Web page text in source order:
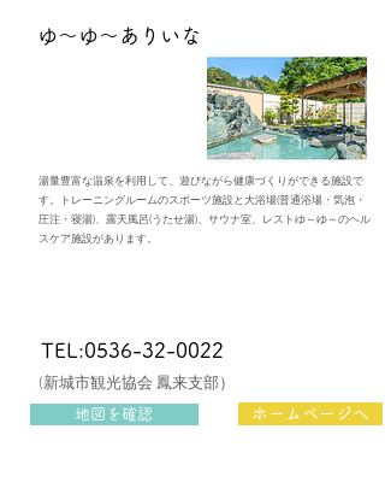
地図を確認
湯量豊富な温泉を利用して、遊びながら健康づくりができる施設で
す。トレーニングルームのスポーツ施設と大浴場(普通浴場・気泡・
圧注・寝湯)、露天風呂(うたせ湯)、サウナ室、レストゆ～ゆ～のヘル
スケア施設があります。
ゆ～ゆ～ありいな
TEL:0536-32-0022
(新城市観光協会 鳳来支部）
ホームページへ